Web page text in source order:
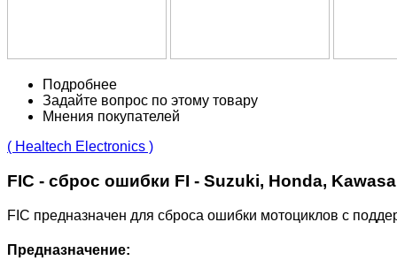
Подробнее
Задайте вопрос по этому товару
Мнения покупателей
( Healtech Electronics )
FIC - сброс ошибки FI - Suzuki, Honda,
FIC предназначен для сброса ошибки мотоциклов с
Предназначение: